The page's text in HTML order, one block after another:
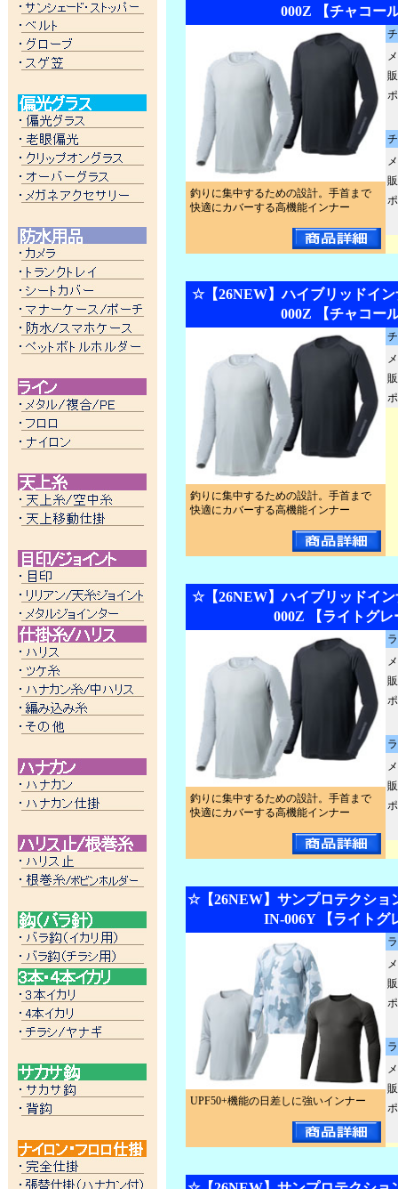
000Z 【チャコー
釣りに集中するための設計。手首まで
快適にカバーする高機能インナー
☆【26NEW】ハイブリッドイ
000Z 【チャコー
釣りに集中するための設計。手首まで
快適にカバーする高機能インナー
☆【26NEW】ハイブリッドイ
000Z 【ライトグレ
釣りに集中するための設計。手首まで
快適にカバーする高機能インナー
☆【26NEW】サンプロテクショ
IN-006Y 【ライトグ
UPF50+機能の日差しに強いインナー